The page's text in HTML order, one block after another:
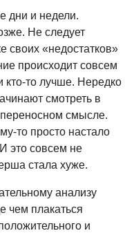
дни и недели.
Не следует
своих «недостатков»
происходит совсем
кто-то лучше. Нередко
смотреть в
смысле.
то просто настало
это совсем не
стала хуже.
анализу
чем плакаться
и